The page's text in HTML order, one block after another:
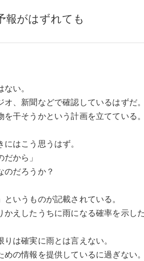
がはずれても
い。
、新聞などで確認しているはずだ。
干そうかという計画を立てている。
はこう思うはず。
から」
のだろうか？
いうものが記載されている。
えしたうちに雨になる確率を示し
は確実に雨とは言えない。
の情報を提供しているに過ぎない。